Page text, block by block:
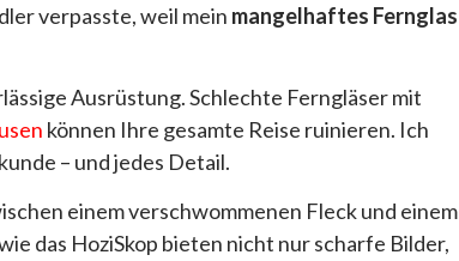
verpasste, weil mein mangelhaftes Fernglas
Ausrüstung. Schlechte Ferngläser mit
können Ihre gesamte Reise ruinieren. Ich
– und jedes Detail.
einem verschwommenen Fleck und einem
das HoziSkop bieten nicht nur scharfe Bilder,